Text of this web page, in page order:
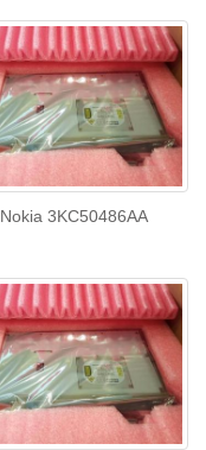
Nokia 3KC50486AA